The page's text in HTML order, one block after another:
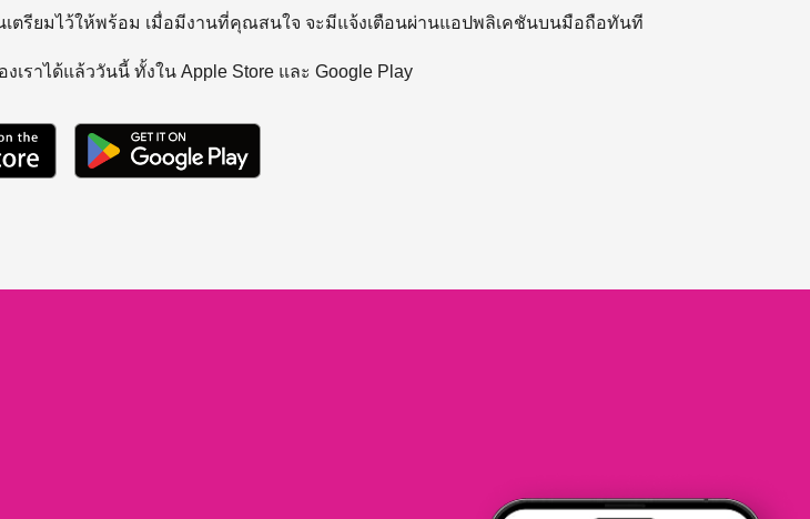
ตรียมไว้ให้พร้อม เมื่อมีงานที่คุณสนใจ จะมีแจ้งเตือนผ่านแอปพลิเคชันบนมือถือทันที
เราได้แล้ววันนี้ ทั้งใน Apple Store และ Google Play